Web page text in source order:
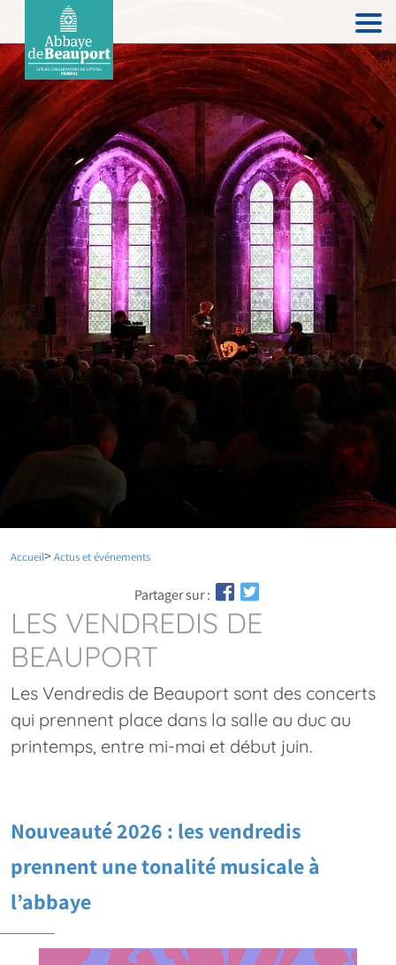
Accueil Actus et événements
Partager sur :
LES VENDREDIS DE
BEAUPORT
Les Vendredis de Beauport sont des concerts
qui prennent place dans la salle au duc au
printemps, entre mi-mai et début juin.
Nouveauté 2026 : les vendredis
prennent une tonalité musicale à
l’abbaye